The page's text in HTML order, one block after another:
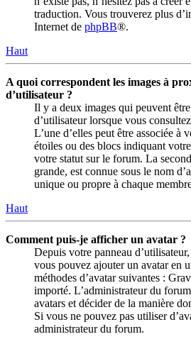
traduction. Vous trouverez plus
Internet de phpBB®.
Haut
A quoi correspondent les images à
d’utilisateur ?
Il y a deux images qui peuvent
d’utilisateur lorsque vous
L’une d’elles peut être associée à
étoiles ou des blocs indiquant
votre statut sur le forum. La
grande, est connue sous le nom
unique ou propre à chaque
Haut
Comment puis-je afficher un avatar ?
Depuis votre panneau
vous pouvez ajouter un avatar en
méthodes d’avatar suivantes :
importé. L’administrateur du
avatars et décider de la manière
Si vous ne pouvez pas utiliser
administrateur du forum.